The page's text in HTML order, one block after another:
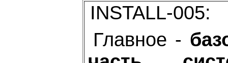
INSTALL-005:
Главное -